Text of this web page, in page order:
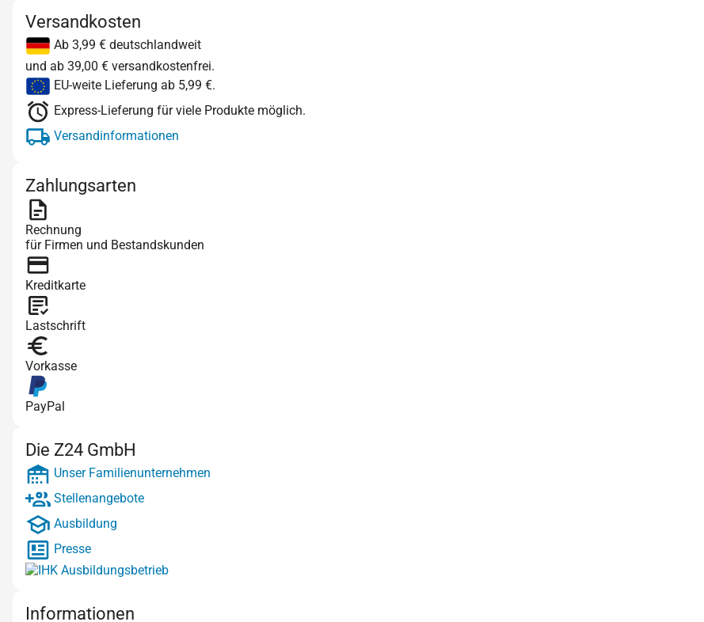
Versandkosten
Ab 3,99 € deutschlandweit
und ab 39,00 € versandkostenfrei.
EU-weite Lieferung ab 5,99 €.
Express-Lieferung für viele Produkte möglich.
Versandinformationen
Zahlungsarten
Rechnung
für Firmen und Bestandskunden
Kreditkarte
Lastschrift
Vorkasse
PayPal
Die Z24 GmbH
Unser Familienunternehmen
Stellenangebote
Ausbildung
Presse
Informationen